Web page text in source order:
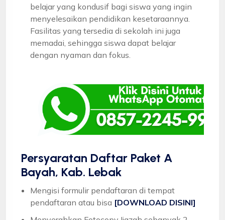
belajar yang kondusif bagi siswa yang ingin
menyelesaikan pendidikan kesetaraannya.
Fasilitas yang tersedia di sekolah ini juga
memadai, sehingga siswa dapat belajar
dengan nyaman dan fokus.
Persyaratan Daftar Paket A
Bayah, Kab. Lebak
Mengisi formulir pendaftaran di tempat
pendaftaran atau bisa [DOWNLOAD DISINI]